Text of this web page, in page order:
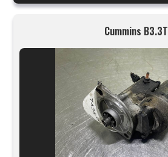
Cummins B3.3T